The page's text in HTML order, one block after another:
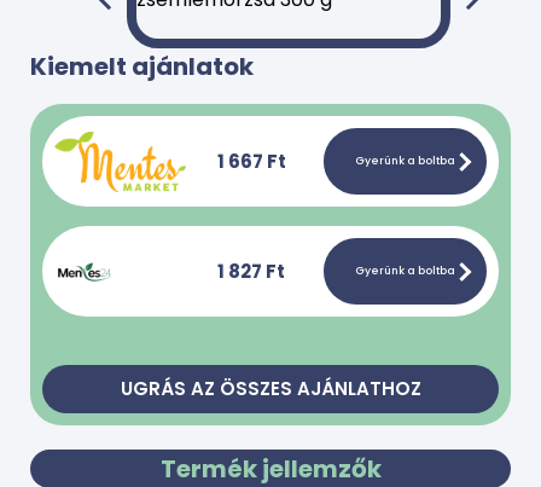
Kiemelt ajánlatok
1 667 Ft Gyerünk a boltba
1 827 Ft Gyerünk a boltba
UGRÁS AZ ÖSSZES AJÁNLATHOZ
Termék jellemzők